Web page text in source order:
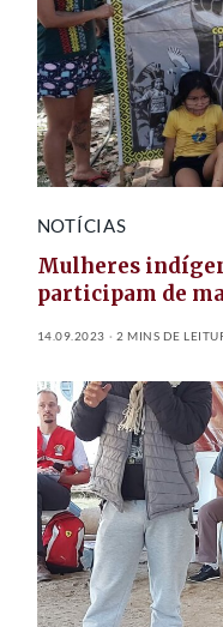
NOTÍCIAS
Mulheres
participam de
14.09.2023 2 MINS DE